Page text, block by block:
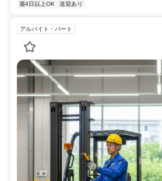
週4日以上OK
送迎あり
アルバイト・パート